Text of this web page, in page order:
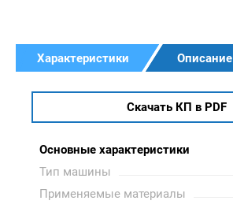
Характеристики Описание
Скачать КП в PDF
Основные характеристики
Тип машины
Применяемые материалы